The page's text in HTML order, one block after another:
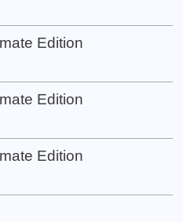
Edition
Edition
Edition